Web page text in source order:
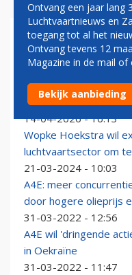
AIRLINES
Brancheorganisatie
Brussel aan op
14-04-2026 - 16:13
Wopke Hoekstra wil
luchtvaartsector om
21-03-2024 - 10:03
A4E: meer
door hogere olieprijs
31-03-2022 - 12:56
A4E wil 'dringende
in Oekraïne
31-03-2022 - 11:47
Ontvang een jaar lang
Luchtvaartnieuws en
toegang tot al het
Ontvang tevens 12
Magazine in de mail of
Bekijk aanbieding